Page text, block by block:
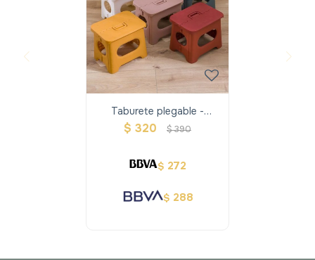
Taburete plegable -
Naranja
$ 320 $390
$ 272
$ 288